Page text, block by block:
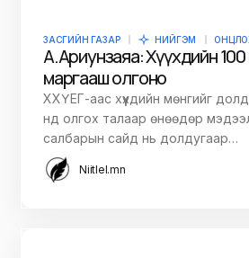
ЗАСГИЙН ГАЗАР НИЙГЭМ
А.Ариунзаяа: Хүүхдийн 100
маргааш олгоно
ХХҮЕГ-аас хүүхдийн мөнгийг
нд олгох талаар өнөөдөр
салбарын сайд нь долдугаар…
Niitlel.mn